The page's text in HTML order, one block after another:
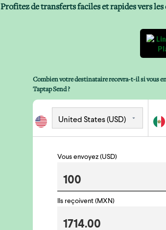
Profitez de transferts faciles et rapides vers
Combien votre destinataire recevra-t-il si vous
Taptap Send ?
Vous envoyez (USD)
Ils reçoivent (MXN)